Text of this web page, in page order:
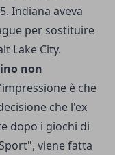
Indiana aveva
per sostituire
Lake City.
non
è che
che l'ex
dopo i giochi di
viene fatta